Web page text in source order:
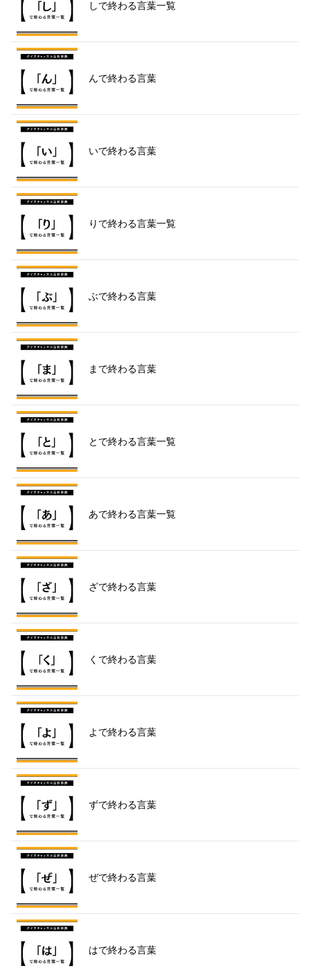
しで終わる言葉一覧
んで終わる言葉
いで終わる言葉
りで終わる言葉一覧
ぶで終わる言葉
まで終わる言葉
とで終わる言葉一覧
あで終わる言葉一覧
ざで終わる言葉
くで終わる言葉
よで終わる言葉
ずで終わる言葉
ぜで終わる言葉
はで終わる言葉